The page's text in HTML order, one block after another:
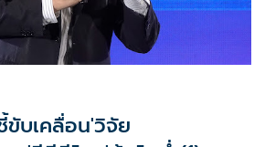
บเคลื่อน'วิจัย